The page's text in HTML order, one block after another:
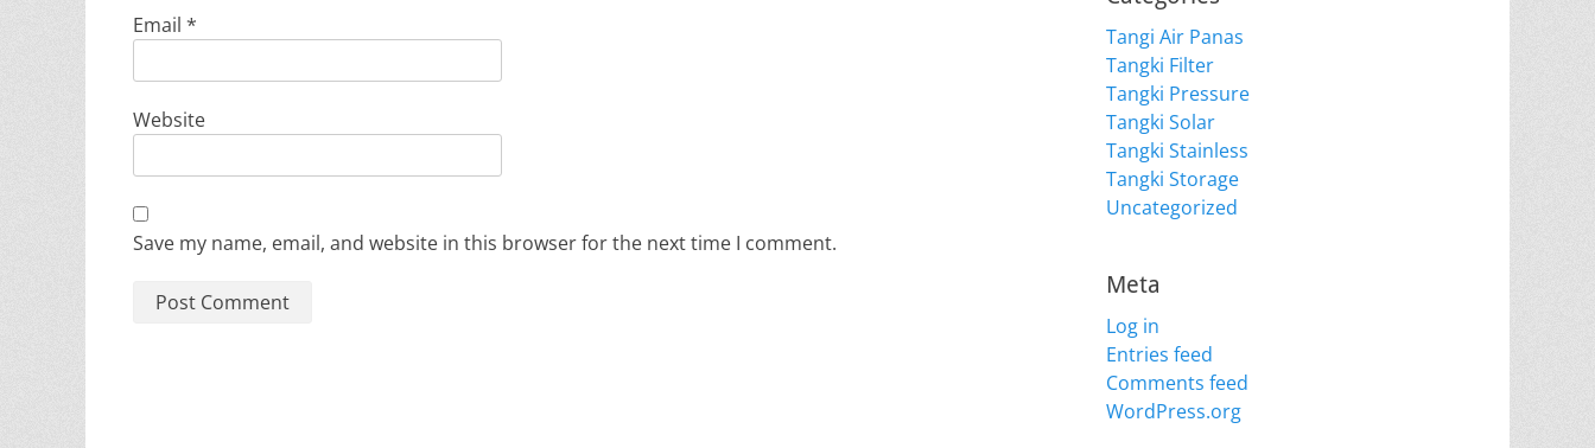
Email *
Website
Save my name, email, and website in this browser for the next time I comment.
Tangi Air Panas
Tangki Filter
Tangki Pressure
Tangki Solar
Tangki Stainless
Tangki Storage
Uncategorized
Meta
Log in
Entries feed
Comments feed
WordPress.org